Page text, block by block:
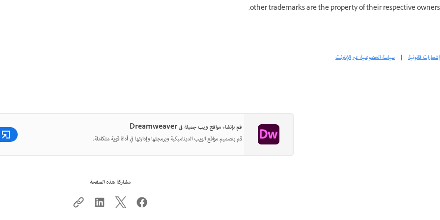
other trademarks are the property of their respective owners.
إشعارات قانونية | سياسة الخصوصية عبر الإنترنت
قم بإنشاء مواقع ويب جميلة في Dreamweaver
قم بتصميم مواقع الويب الديناميكية وبرمجتها وإدارتها في أداة قوية متكاملة.
مشاركة هذه الصفحة